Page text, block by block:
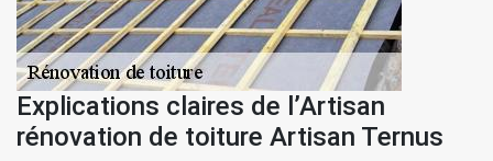
Explications claires de l’Artisan
rénovation de toiture Artisan Ternus